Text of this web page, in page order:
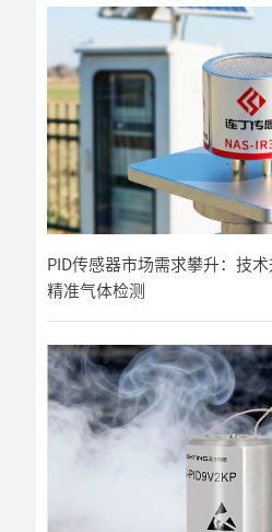
PID传感器市场需求攀升：技
精准气体检测